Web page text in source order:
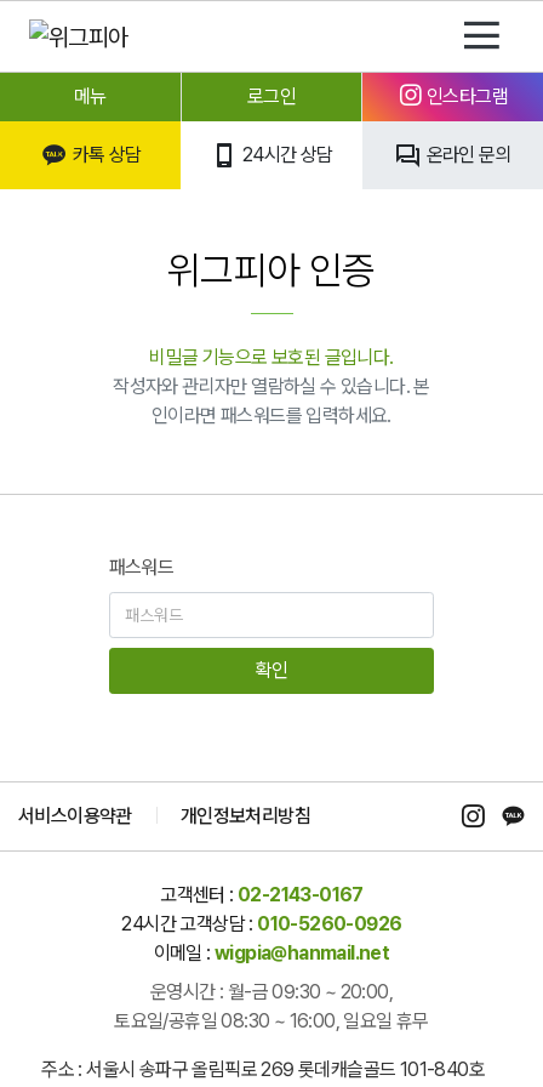
메뉴 로그인 인스타그램
카톡 상담 24시간 상담 온라인 문의
위그피아 인증
비밀글 기능으로 보호된 글입니다.
작성자와 관리자만 열람하실 수 있습니다. 본
인이라면 패스워드를 입력하세요.
패스워드
확인
서비스이용약관 개인정보처리방침
고객센터 : 02-2143-0167
24시간 고객상담 : 010-5260-0926
이메일 :wigpia@hanmail.net
운영시간 : 월-금 09:30 ~ 20:00,
토요일/공휴일 08:30 ~ 16:00, 일요일 휴무
주소 : 서울시 송파구 올림픽로 269 롯데캐슬골드 101-840호